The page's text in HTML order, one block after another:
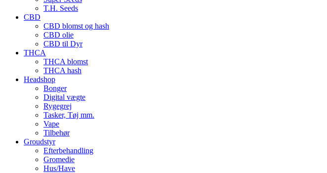
T.H. Seeds
CBD
CBD blomst og hash
CBD olie
CBD til Dyr
THCA
THCA blomst
THCA hash
Headshop
Bonger
Digital vægte
Rygegrej
Tasker, Tøj mm.
Vape
Tilbehør
Groudstyr
Efterbehandling
Gromedie
Hus/Have